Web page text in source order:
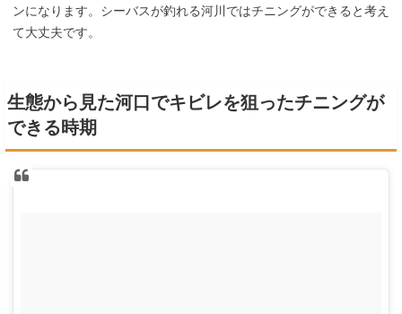
ンになります。シーバスが釣れる河川ではチニングができると考え
て大丈夫です。
生態から見た河口でキビレを狙ったチニングが
できる時期